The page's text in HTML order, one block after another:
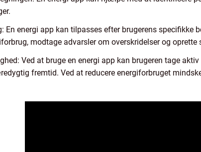
En energi app kan tilpasses efter brugerens
modtage advarsler om overskridelser og oprette
Ved at bruge en energi app kan brugeren tage
fremtid. Ved at reducere energiforbruget